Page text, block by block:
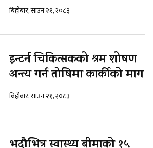
बिहीबार, साउन २१, २०८३
इन्टर्न चिकित्सकको श्रम शोषण
अन्त्य गर्न तोषिमा कार्कीको माग
बिहीबार, साउन २१, २०८३